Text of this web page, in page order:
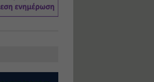
υλοποίηση
φωτοβολταϊκών
Τιμή από: €230.00